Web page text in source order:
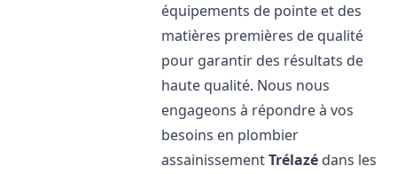
équipements de pointe et des
matières premières de qualité
pour garantir des résultats de
haute qualité. Nous nous
engageons à répondre à vos
besoins en plombier
assainissementTrélazé dans les